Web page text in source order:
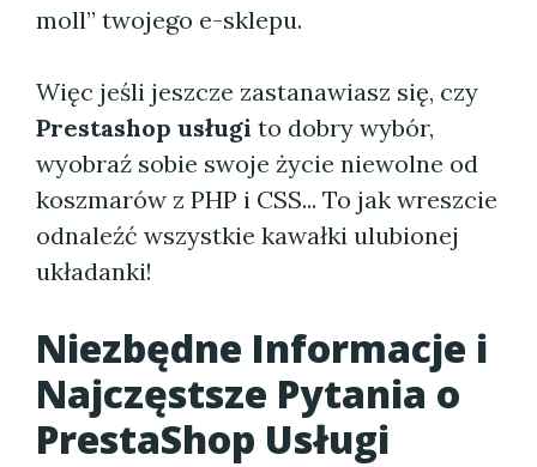
moll” twojego e-sklepu.
Więc jeśli jeszcze zastanawiasz się, czy
Prestashop usługi to dobry wybór,
wyobraź sobie swoje życie niewolne od
koszmarów z PHP i CSS... To jak wreszcie
odnaleźć wszystkie kawałki ulubionej
układanki!
Niezbędne Informacje i
Najczęstsze Pytania o
PrestaShop Usługi